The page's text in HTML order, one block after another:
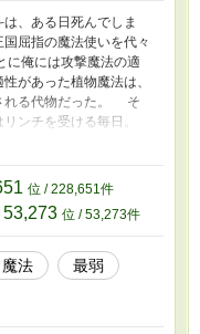
、ある日死んでしま
屈指の魔法使いを代々
俺には攻撃魔法の適
があった植物魔法は、
れる代物だった。 そ
ンチを受ける毎日。
る特殊スキルを手に入
やる！」 無能と罵ら
で復讐を決意する！
愛されない少年が、
カクヨムでも公開し
才能ゼロで家族から迫
」で成り上がる！～桁
ズと罵ってくるヤツら
位 / 228,651件
53,273 位 / 53,273件
魔法
最弱